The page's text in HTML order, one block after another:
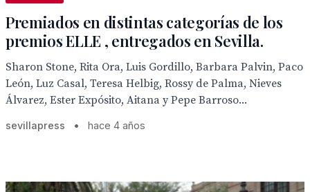
Premiados en distintas categorías de los
premios ELLE , entregados en Sevilla.
Sharon Stone, Rita Ora, Luis Gordillo, Barbara Palvin, Paco
León, Luz Casal, Teresa Helbig, Rossy de Palma, Nieves
Álvarez, Ester Expósito, Aitana y Pepe Barroso...
sevillapress • hace 4 años